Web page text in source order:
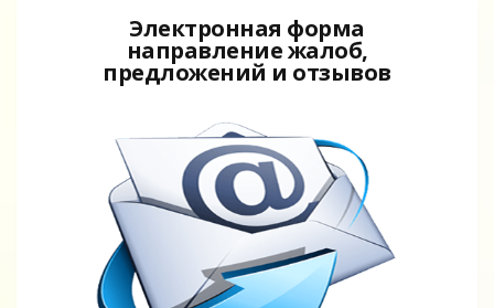
Электронная форма
направление жалоб,
предложений и отзывов